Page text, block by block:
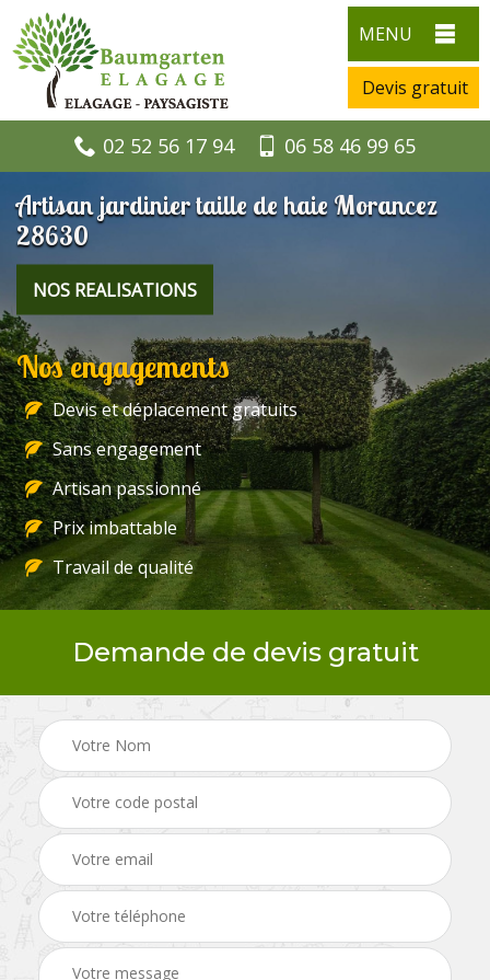
MENU
Devis gratuit
02 52 56 17 94 06 58 46 99 65
Artisan jardinier taille de haie Morancez
28630
NOS REALISATIONS
Nos engagements
Devis et déplacement gratuits
Sans engagement
Artisan passionné
Prix imbattable
Travail de qualité
Demande de devis gratuit